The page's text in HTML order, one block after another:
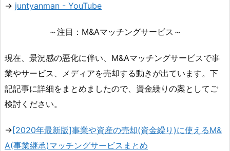
→ juntyanman - YouTube
～注目：M&Aマッチングサービス～
現在、景況感の悪化に伴い、M&Aマッチングサービスで事
業やサービス、メディアを売却する動きが出ています。下
記記事に詳細をまとめましたので、資金繰りの案としてご
検討ください。
→[2020年最新版]事業や資産の売却(資金繰り)に使えるM&
A(事業継承)マッチングサービスまとめ